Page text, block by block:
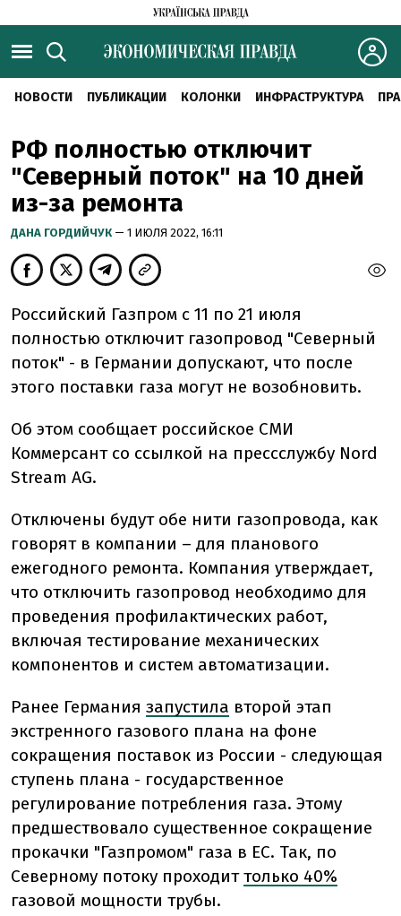
НОВОСТИ ПУБЛИКАЦИИ КОЛОНКИ ИНФРАСТРУКТУРА
РФ полностью отключит
"Северный поток" на 10 дней
из-за ремонта
ДАНА ГОРДИЙЧУК — 1 ИЮЛЯ 2022, 16:11
Российский Газпром с 11 по 21 июля
полностью отключит газопровод "Северный
поток" - в Германии допускают, что после
этого поставки газа могут не возобновить.
Об этом сообщает российское СМИ
Коммерсант со ссылкой на прессслужбу Nord
Stream AG.
Отключены будут обе нити газопровода, как
говорят в компании – для планового
ежегодного ремонта. Компания утверждает,
что отключить газопровод необходимо для
проведения профилактических работ,
включая тестирование механических
компонентов и систем автоматизации.
Ранее Германия запустила второй этап
экстренного газового плана на фоне
сокращения поставок из России - следующая
ступень плана - государственное
регулирование потребления газа. Этому
предшествовало существенное сокращение
прокачки "Газпромом" газа в ЕС. Так, по
Северному потоку проходиттолько 40%
газовой мощности трубы.